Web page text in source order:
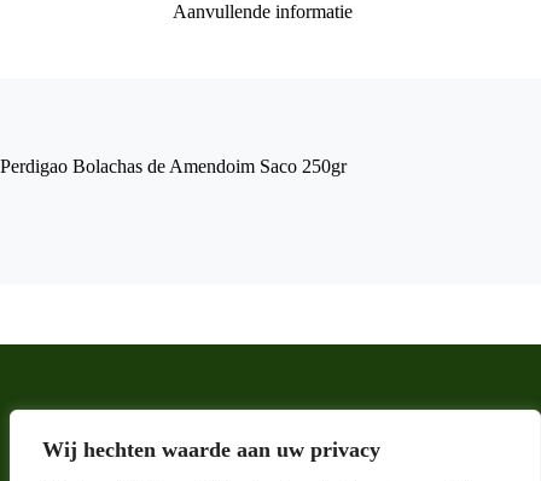
Wij hechten waarde aan uw privacy
Aanvullende informatie
Perdigao Bolachas de Amendoim Saco 250gr